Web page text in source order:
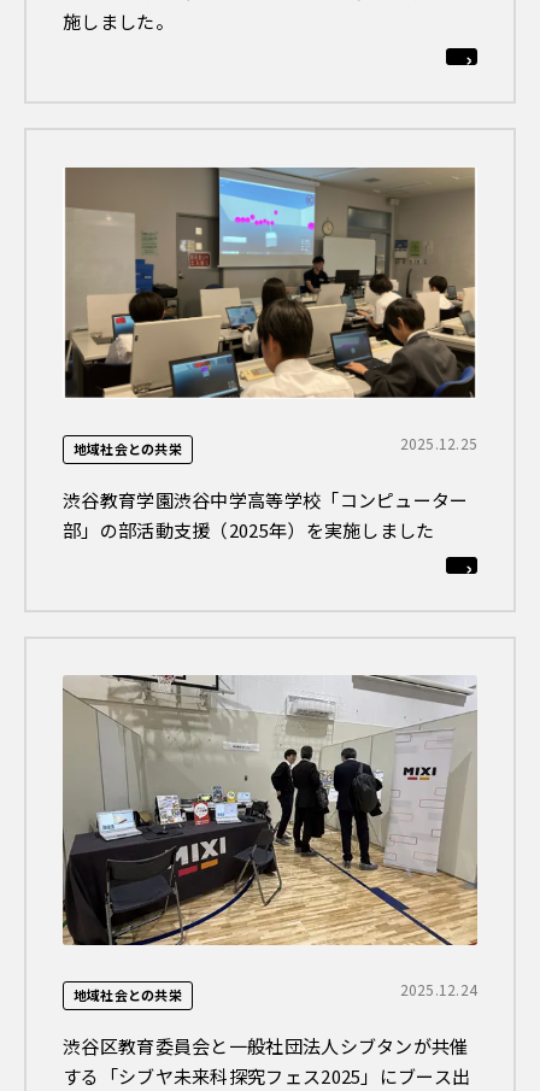
施しました。
地域社会との共栄 2025.12.25
渋谷教育学園渋谷中学高等学校「コンピューター
部」の部活動支援（2025年）を実施しました
地域社会との共栄 2025.12.24
渋谷区教育委員会と一般社団法人シブタンが共催
する「シブヤ未来科探究フェス2025」にブース出